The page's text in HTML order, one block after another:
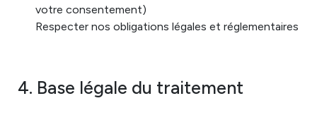
votre consentement)
Respecter nos obligations légales et réglementaires
4. Base légale du traitement